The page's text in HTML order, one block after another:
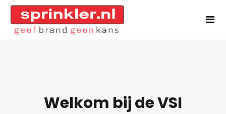
Welkom bij de VSI